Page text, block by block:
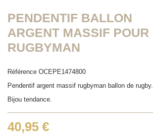
PENDENTIF BALLON
ARGENT MASSIF POUR
RUGBYMAN
Référence OCEPE1474800
Pendentif argent massif rugbyman ballon de rugby.
Bijou tendance.
40,95 €